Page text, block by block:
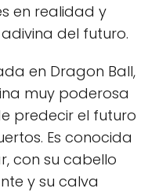
en realidad y
del futuro.
en Dragon Ball,
muy poderosa
predecir el futuro
Es conocida
con su cabello
y su calva